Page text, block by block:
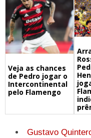
Veja as chances
de Pedro jogar o
Intercontinental
pelo Flamengo
Gustavo